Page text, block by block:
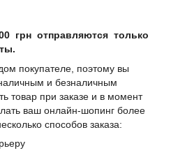
грн отправляются только
покупателе, поэтому вы
и безналичным
товар при заказе и в момент
ваш онлайн-шопинг более
способов заказа: